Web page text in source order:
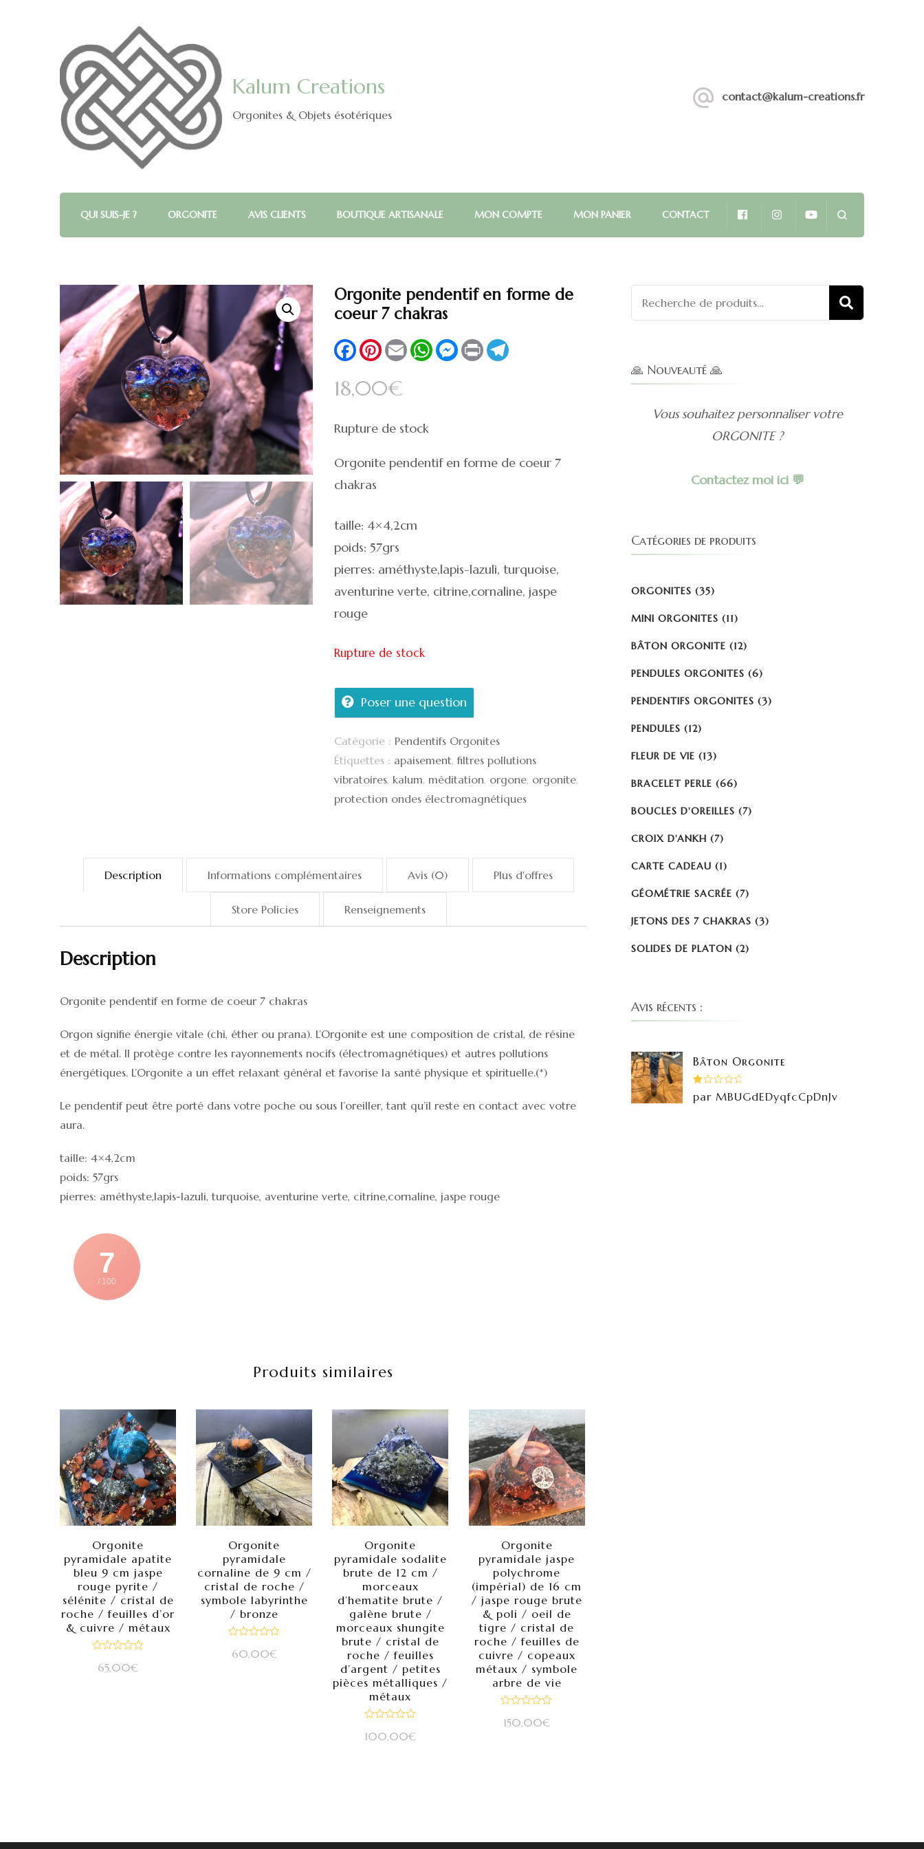
Kalum Creations
Orgonites & Objets ésotériques
contact@kalum-creations.fr
QUI SUIS-JE ? ORGONITE AVIS CLIENTS BOUTIQUE ARTISANALE MON COMPTE MON PANIER CONTACT
🔍
Orgonite pendentif en forme de
coeur 7 chakras
FacebookPinterest
EmailWhatsApp
Messenger
PrintTelegram
18,00€
Rupture de stock
Orgonite pendentif en forme de coeur 7
chakras
taille: 4×4,2cm
poids: 57grs
pierres: améthyste,lapis-lazuli, turquoise,
aventurine verte, citrine,cornaline, jaspe
rouge
Rupture de stock
Poser une question
Catégorie : Pendentifs Orgonites
Étiquettes : apaisement,filtres pollutions
vibratoires, kalum, méditation, orgone, orgonite,
protection ondes électromagnétiques
Description Informations complémentaires Avis (0) Plus d'offres
Store Policies Renseignements
Description
Orgonite pendentif en forme de coeur 7 chakras
Orgon signifie énergie vitale (chi, éther ou prana). L’Orgonite est une composition de cristal, de résine
et de métal. Il protège contre les rayonnements nocifs (électromagnétiques) et autres pollutions
énergétiques. L’Orgonite a un effet relaxant général et favorise la santé physique et spirituelle.(*)
Le pendentif peut être porté dans votre poche ou sous l’oreiller, tant qu’il reste en contact avec votre
aura.
taille: 4×4,2cm
poids: 57grs
pierres: améthyste,lapis-lazuli, turquoise, aventurine verte, citrine,cornaline, jaspe rouge
7
/ 100
Produits similaires
Orgonite
pyramidale apatite
bleu 9 cm jaspe
rouge pyrite /
sélénite / cristal de
roche / feuilles d’or
& cuivre / métaux
65,00€
Orgonite
pyramidale
cornaline de 9 cm /
cristal de roche /
symbole labyrinthe
/ bronze
060,00€
Orgonite
pyramidale sodalite
brute de 12 cm /
morceaux
d’hematite brute /
galène brute /
morceaux shungite
brute / cristal de
roche / feuilles
d’argent / petites
pièces métalliques /
métaux
0
100,00€
Orgonite
pyramidale jaspe
polychrome
(impérial) de 16 cm
/ jaspe rouge brute
& poli / oeil de
tigre / cristal de
roche / feuilles de
cuivre / copeaux
métaux / symbole
arbre de vie
150,00€
Recherche
pour :
🙏 Nouveauté 🙏
Vous souhaitez personnaliser votre
ORGONITE ?
Contactez moi ici 💬
Catégories de produits
ORGONITES (35)
MINI ORGONITES (11)
BÂTON ORGONITE (12)
PENDULES ORGONITES (6)
PENDENTIFS ORGONITES (3)
PENDULES (12)
FLEUR DE VIE (13)
BRACELET PERLE (66)
BOUCLES D'OREILLES (7)
CROIX D'ANKH (7)
CARTE CADEAU (1)
GÉOMÉTRIE SACRÉE (7)
JETONS DES 7 CHAKRAS (3)
SOLIDES DE PLATON (2)
Avis récents :
Bâton Orgonite
1
par MBUGdEDyqfcCpDnJv